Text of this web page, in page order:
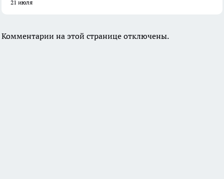
21 июля
Комментарии на этой странице отключены.